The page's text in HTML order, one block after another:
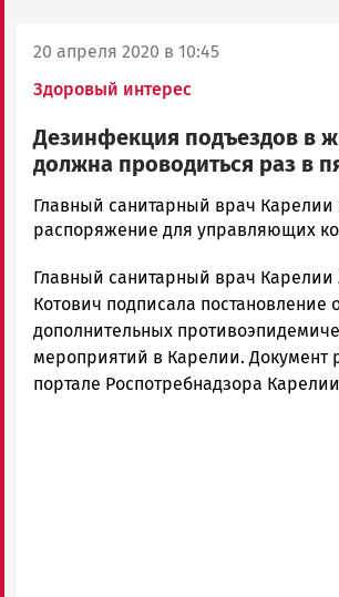
20 апреля 2020 в 10:45
Здоровый интерес
Дезинфекция подъездов в
должна проводиться раз в
Корректор
Новости
и
Карелии
|
Петрозаводск
ГОВОРИТ
Главный санитарный врач Карелии
распоряжение для управляющих
Главный санитарный врач
Котович подписала постановление
дополнительных
мероприятий в Карелии. Документ
портале Роспотребнадзора